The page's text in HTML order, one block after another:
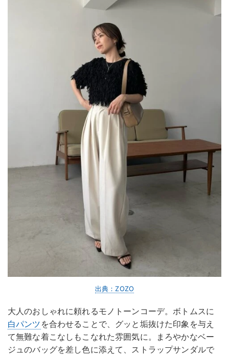
出典：ZOZO
大人のおしゃれに頼れるモノトーンコーデ。ボトムスに
白パンツ を合わせることで、グッと垢抜けた印象を与え
て無難な着こなしもこなれた雰囲気に。まろやかなベー
ジュのバッグを差し色に添えて、ストラップサンダルで